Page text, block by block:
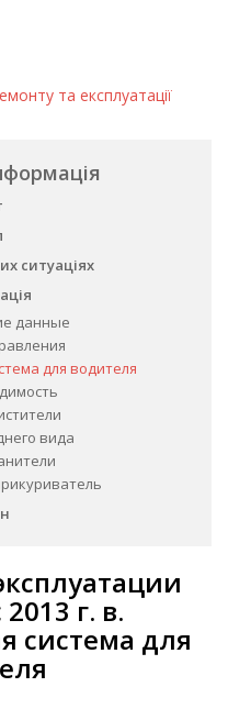
та експлуатації
ситуаціях
данные
для водителя
вида
г. в.
система для